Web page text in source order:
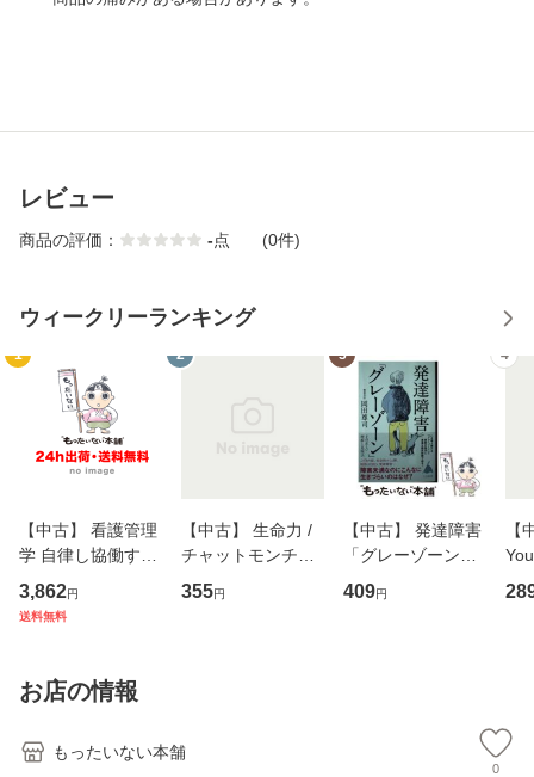
レビュー
商品の評価： -点 (0件)
ウィークリーランキング
1
【中古】 看護管理
学 自律し協働する
専門職の看護マネ
ジメントスキル 改
恵 藤本幸三 / 南江
堂 [単行
3,862円
送料無料
2
【中古】 生命力 /
チャットモンチー /
キューンレコード
[CD]【メール便送
355円
3
【中古】 発達障害
「グレーゾーン」
その正しい理解と
克服法 (SB新書 57
409円
4
【
のが
お店の情報
もったいない本舗
0